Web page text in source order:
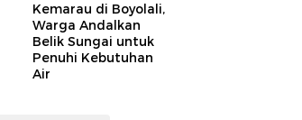
Kemarau di Boyolali,
Warga Andalkan
Belik Sungai untuk
Penuhi Kebutuhan
Air